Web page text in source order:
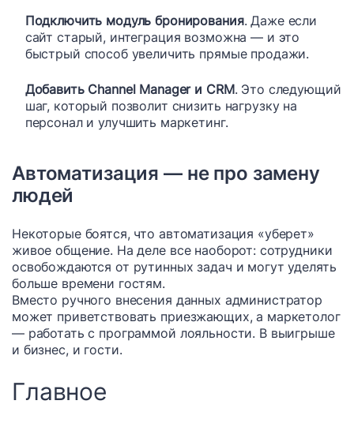
Подключить модуль бронирования. Даже если
сайт старый, интеграция возможна — и это
быстрый способ увеличить прямые продажи.
Добавить Channel Manager и CRM. Это следующий
шаг, который позволит снизить нагрузку на
персонал и улучшить маркетинг.
Автоматизация — не про замену
людей
Некоторые боятся, что автоматизация «уберет»
живое общение. На деле все наоборот: сотрудники
освобождаются от рутинных задач и могут уделять
больше времени гостям.
Вместо ручного внесения данных администратор
может приветствовать приезжающих, а маркетолог
— работать с программой лояльности. В выигрыше
и бизнес, и гости.
Главное